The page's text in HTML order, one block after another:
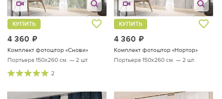
4 360
КУПИТЬ
Комплект фотоштор «Снови»
Портьера 150х260 см. — 2 шт.
2
4 360
КУПИТЬ
Комплект фотоштор «Нортор»
Портьера 150х260 см. — 2 шт.